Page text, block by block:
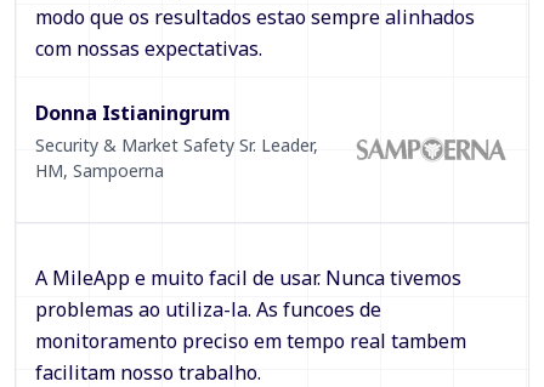
modo que os resultados estao sempre alinhados
com nossas expectativas.
Donna Istianingrum
Security & Market Safety Sr. Leader,
HM, Sampoerna
A MileApp e muito facil de usar. Nunca tivemos
problemas ao utiliza-la. As funcoes de
monitoramento preciso em tempo real tambem
facilitam nosso trabalho.